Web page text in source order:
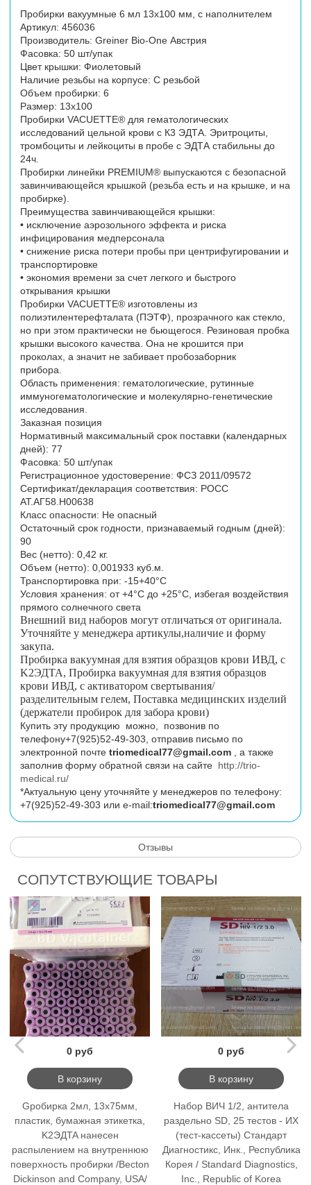
Пробирки вакуумные 6 мл 13х100 мм, с наполнителем
Артикул: 456036
Производитель: Greiner Bio-One Австрия
Фасовка: 50 шт/упак
Цвет крышки: Фиолетовый
Наличие резьбы на корпусе: С резьбой
Объем пробирки: 6
Размер: 13х100
Пробирки VACUETTE® для гематологических
исследований цельной крови с К3 ЭДТА. Эритроциты,
тромбоциты и лейкоциты в пробе с ЭДТА стабильны до
24ч.
Пробирки линейки PREMIUM® выпускаются с безопасной
завинчивающейся крышкой (резьба есть и на крышке, и на
пробирке).
Преимущества завинчивающейся крышки:
• исключение аэрозольного эффекта и риска
инфицирования медперсонала
• снижение риска потери пробы при центрифугировании и
транспортировке
• экономия времени за счет легкого и быстрого
открывания крышки
Пробирки VACUETTE® изготовлены из
полиэтилентерефталата (ПЭТФ), прозрачного как стекло,
но при этом практически не бьющегося. Резиновая пробка
крышки высокого качества. Она не крошится при
проколах, а значит не забивает пробозаборник
прибора.
Область применения: гематологические, рутинные
иммуногематологические и молекулярно-генетические
исследования.
Заказная позиция
Нормативный максимальный срок поставки (календарных
дней): 77
Фасовка: 50 шт/упак
Регистрационное удостоверение: ФСЗ 2011/09572
Сертификат/декларация соответствия: РОСС
АТ.АГ58.Н00638
Класс опасности: Не опасный
Остаточный срок годности, признаваемый годным (дней):
90
Вес (нетто): 0,42 кг.
Объем (нетто): 0,001933 куб.м.
Транспортировка при: -15+40°С
Условия хранения: от +4°С до +25°С, избегая воздействия
прямого солнечного света
Внешний вид наборов могут отличаться от оригинала.
Уточняйте у менеджера артикулы,наличие и форму
закупа.
Пробирка вакуумная для взятия образцов крови ИВД, с
K2ЭДТА, Пробирка вакуумная для взятия образцов
крови ИВД, с активатором свертывания/
разделительным гелем, Поставка медицинских изделий
(держатели пробирок для забора крови)
Купить эту продукцию можно, позвонив по
телефону+7(925)52-49-303, отправив письмо по
электронной почте triomedical77@gmail.com , а также
заполнив форму обратной связи на сайте http://trio-
medical.ru/
*Актуальную цену уточняйте у менеджеров по телефону:
+7(925)52-49-303 или e-mail:triomedical77@gmail.com
Отзывы
СОПУТСТВУЮЩИЕ ТОВАРЫ
0 руб
В корзину
Gробирка 2мл, 13x75мм,
пластик, бумажная этикетка,
K2ЭДTA нанесен
распылением на внутреннюю
поверхность пробирки /Becton
Dickinson and Company, USA/
0 руб
В корзину
Набор ВИЧ 1/2, антитела
раздельно SD, 25 тестов - ИХ
(тест-кассеты) Стандарт
Диагностикс, Инк., Республика
Корея / Standard Diagnostics,
Inc., Republic of Korea